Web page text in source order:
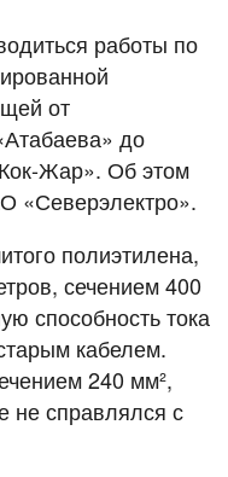
работы по
от
до
Жар». Об этом
«Северэлектро».
полиэтилена,
сечением 400
способность тока
кабелем.
240 мм²,
не справлялся с